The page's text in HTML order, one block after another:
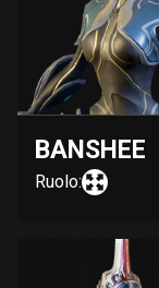
BANSHEE
Ruolo: